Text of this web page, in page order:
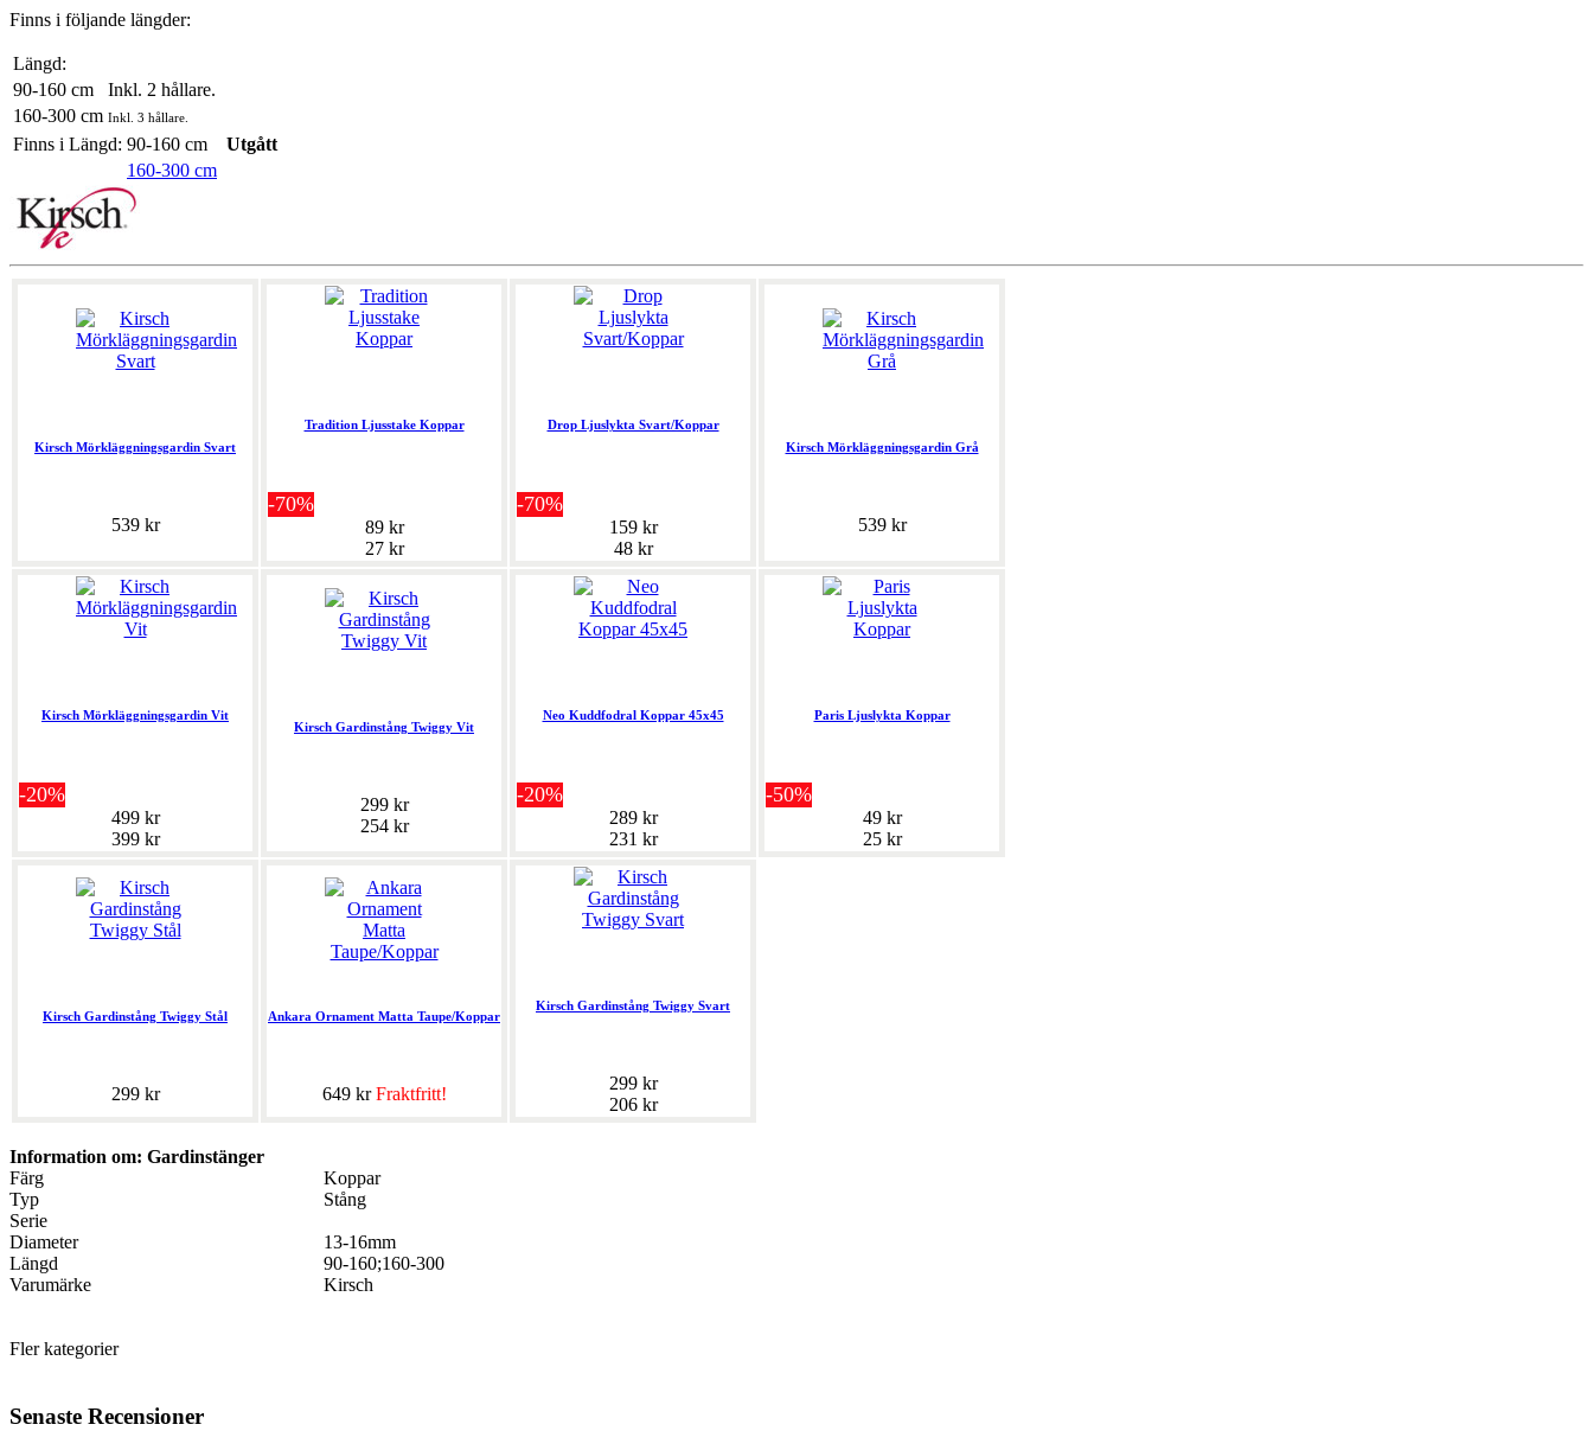
Finns i följande längder:
Längd:
90-160 cm
Inkl. 2 hållare.
160-300 cm Inkl. 3 hållare.
Finns i Längd: 90-160 cm
Utgått
160-300 cm
Kirsch Mörkläggningsgardin Svart
539 kr
Tradition Ljusstake Koppar
-70%
89 kr
27 kr
Drop Ljuslykta Svart/Koppar
-70%
159 kr
48 kr
Kirsch Mörkläggningsgardin Grå
539 kr
Kirsch Mörkläggningsgardin Vit
-20%
499 kr
399 kr
Kirsch Gardinstång Twiggy Vit
299 kr
254 kr
Neo Kuddfodral Koppar 45x45
-20%
289 kr
231 kr
Paris Ljuslykta Koppar
-50%
49 kr
25 kr
Kirsch Gardinstång Twiggy Stål
299 kr
Ankara Ornament Matta Taupe/Koppar
649 krFraktfritt!
Kirsch Gardinstång Twiggy Svart
299 kr
206 kr
Information om: Gardinstänger
Färg
Koppar
Typ
Stång
Serie
Diameter
13-16mm
Längd
90-160;160-300
Varumärke
Kirsch
Fler kategorier
Senaste Recensioner